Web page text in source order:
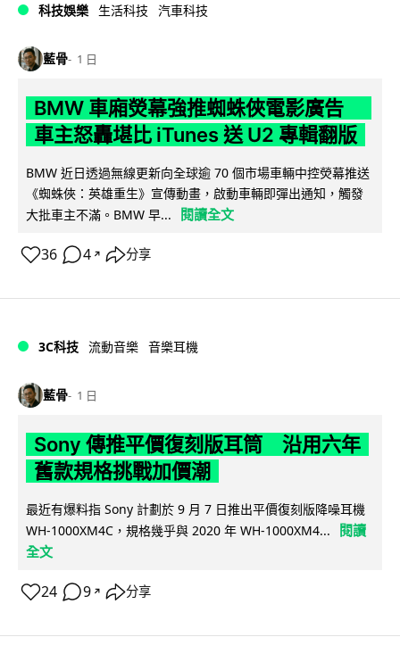
科技娛樂 生活科技 汽車科技
藍骨 1 日
BMW 車廂熒幕強推蜘蛛俠電影廣告
車主怒轟堪比 iTunes 送 U2 專輯翻版
BMW 近日透過無線更新向全球逾 70 個市場車輛中控熒幕推送
《蜘蛛俠：英雄重生》宣傳動畫，啟動車輛即彈出通知，觸發
大批車主不滿。BMW 早...
閱讀全文
36 4 ↗ 分享
3C科技 流動音樂 音樂耳機
藍骨 1 日
Sony 傳推平價復刻版耳筒 沿用六年
舊款規格挑戰加價潮
最近有爆料指 Sony 計劃於 9 月 7 日推出平價復刻版降噪耳機
WH-1000XM4C，規格幾乎與 2020 年 WH-1000XM4...
閱讀
全文
24 9 ↗ 分享